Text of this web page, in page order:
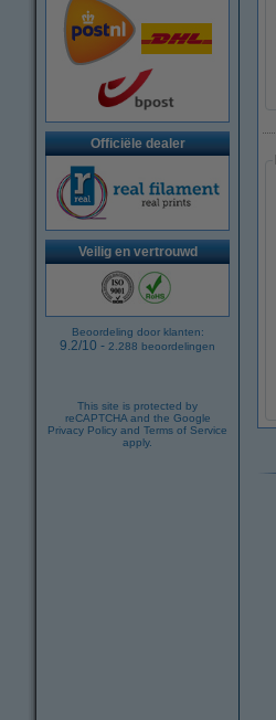
Officiële dealer
Veilig en vertrouwd
Beoordeling door klanten:
9.2/10 - 2.288 beoordelingen
This site is protected by
reCAPTCHA and the Google
Privacy Policy and Terms of Service
apply.